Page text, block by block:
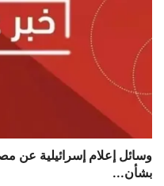
وسائل إعلام إسرائيلية عن
بشأن...